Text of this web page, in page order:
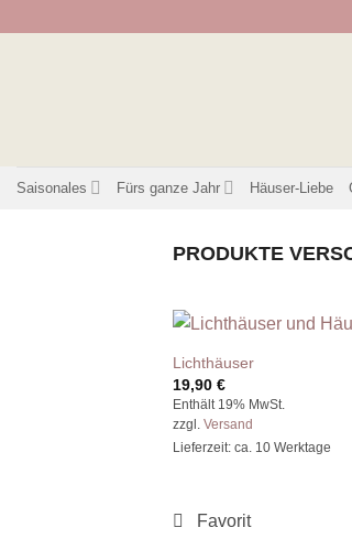
Saisonales Fürs ganze Jahr Häuser-Liebe
PRODUKTE
Lichthäuser
19,90 €
Enthält 19% MwSt.
zzgl. Versand
Lieferzeit: ca. 10 Werktage